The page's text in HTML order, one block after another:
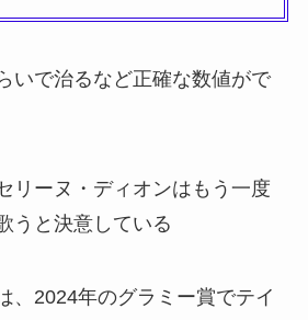
いで治るなど正確な数値がで
リーヌ・ディオンはもう一度
うと決意している
、2024年のグラミー賞でテイ